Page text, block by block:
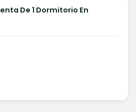
De 1 Dormitorio En